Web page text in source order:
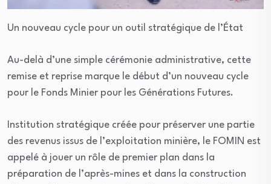
Un nouveau cycle pour un outil stratégique de l’État
Au-delà d’une simple cérémonie administrative, cette
remise et reprise marque le début d’un nouveau cycle
pour le Fonds Minier pour les Générations Futures.
Institution stratégique créée pour préserver une partie
des revenus issus de l’exploitation minière, le FOMIN est
appelé à jouer un rôle de premier plan dans la
préparation de l’après-mines et dans la construction